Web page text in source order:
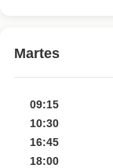
Martes
09:15
10:30
16:45
18:00